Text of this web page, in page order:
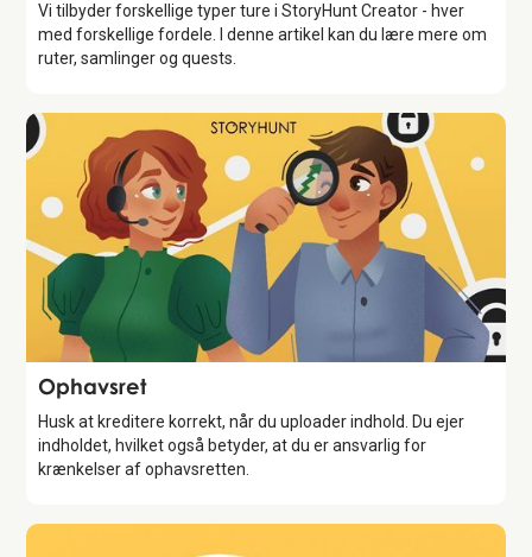
Vi tilbyder forskellige typer ture i StoryHunt Creator - hver
med forskellige fordele. I denne artikel kan du lære mere om
ruter, samlinger og quests.
Feature
Ophavsret
Husk at kreditere korrekt, når du uploader indhold. Du ejer
indholdet, hvilket også betyder, at du er ansvarlig for
krænkelser af ophavsretten.